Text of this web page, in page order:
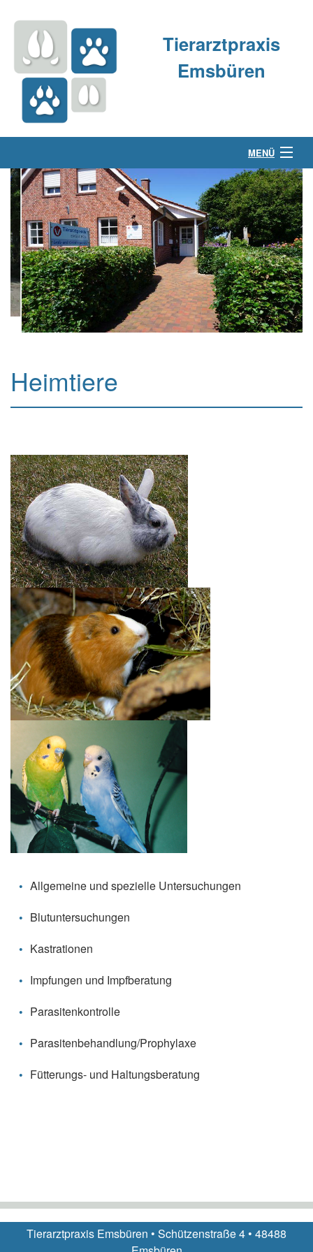
Tierarztpraxis
Emsbüren
MENÜ
Über uns
Kleintierpraxis
Großtierpraxis
Kontakt & Anfahrt
Heimtiere
Allgemeine und spezielle Untersuchungen
Blutuntersuchungen
Kastrationen
Impfungen und Impfberatung
Parasitenkontrolle
Parasitenbehandlung/Prophylaxe
Fütterungs- und Haltungsberatung
Tierarztpraxis Emsbüren • Schützenstraße 4 • 48488